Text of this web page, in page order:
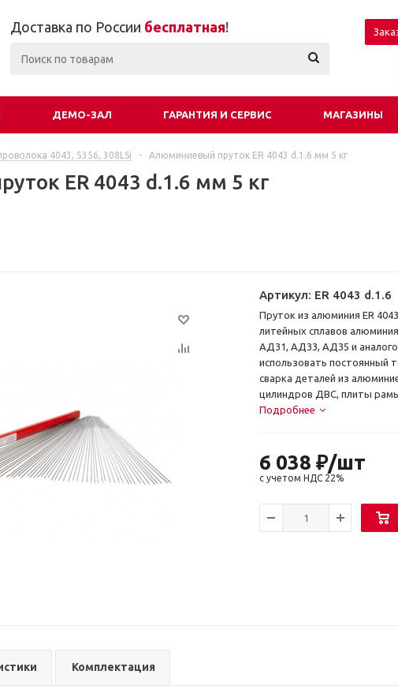
Доставка по России бесплатная!
ДЕМО-ЗАЛ ГАРАНТИЯ И СЕРВИС МАГАЗИНЫ
4043, 5356, 308LSi - Алюминиевый пруток ER 4043 d.1.6 мм 5 кг
ER 4043 d.1.6 мм 5 кг
Артикул: ER 4043 d.1.6
Пруток из алюминия ER
литейных сплавов
АД31, АД33, АД35 и
использовать постоянный
сварка деталей из
цилиндров ДВС, плиты
Подробнее
6 038 ₽/шт
с учетом НДС 22%
Комплектация